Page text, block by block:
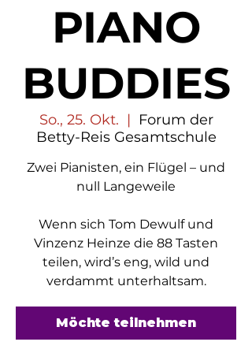
PIANO
BUDDIES
So., 25. Okt.
  |
Forum der
Betty-Reis Gesamtschule
Zwei Pianisten, ein Flügel – und
null Langeweile
Wenn sich Tom Dewulf und
Vinzenz Heinze die 88 Tasten
teilen, wird’s eng, wild und
verdammt unterhaltsam.
Möchte teilnehmen